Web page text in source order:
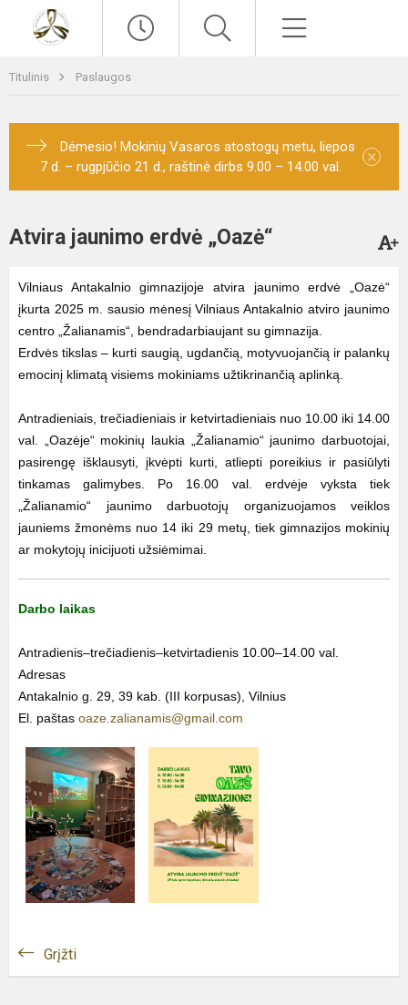
Titulinis Paslaugos
Dėmesio! Mokinių Vasaros atostogų metu, liepos
7 d. – rugpjūčio 21 d., raštinė dirbs 9.00 – 14.00 val.
×
Atvira jaunimo erdvė „Oazė“
Vilniaus Antakalnio gimnazijoje atvira jaunimo erdvė „Oazė“
įkurta 2025 m. sausio mėnesį Vilniaus Antakalnio atviro jaunimo
centro „Žalianamis“, bendradarbiaujant su gimnazija.
Erdvės tikslas – kurti saugią, ugdančią, motyvuojančią ir palankų
emocinį klimatą visiems mokiniams užtikrinančią aplinką.
Antradieniais, trečiadieniais ir ketvirtadieniais nuo 10.00 iki 14.00
val. „Oazėje“ mokinių laukia „Žalianamio“ jaunimo darbuotojai,
pasirengę išklausyti, įkvėpti kurti, atliepti poreikius ir pasiūlyti
tinkamas galimybes. Po 16.00 val. erdvėje vyksta tiek
„Žalianamio“ jaunimo darbuotojų organizuojamos veiklos
jauniems žmonėms nuo 14 iki 29 metų, tiek gimnazijos mokinių
ar mokytojų inicijuoti užsiėmimai.
Darbo laikas
Antradienis–trečiadienis–ketvirtadienis 10.00–14.00 val.
Adresas
Antakalnio g. 29, 39 kab. (III korpusas), Vilnius
El. paštas oaze.zalianamis@gmail.com
Grįžti